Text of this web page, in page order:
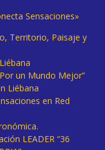
Sensaciones»
Territorio, Paisaje y
un Mundo Mejor”
Liébana
en Red
LEADER “36